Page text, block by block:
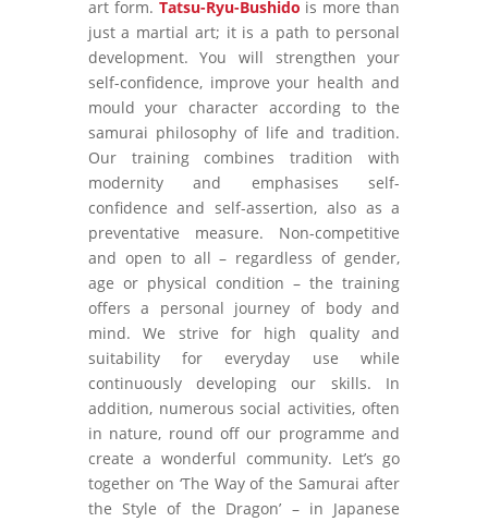
art form. Tatsu-Ryu-Bushido is more than
just a martial art; it is a path to personal
development. You will strengthen your
self-confidence, improve your health and
mould your character according to the
samurai philosophy of life and tradition.
Our training combines tradition with
modernity and emphasises self-
confidence and self-assertion, also as a
preventative measure. Non-competitive
and open to all – regardless of gender,
age or physical condition – the training
offers a personal journey of body and
mind. We strive for high quality and
suitability for everyday use while
continuously developing our skills. In
addition, numerous social activities, often
in nature, round off our programme and
create a wonderful community. Let’s go
together on ‘The Way of the Samurai after
the Style of the Dragon’ – in Japanese